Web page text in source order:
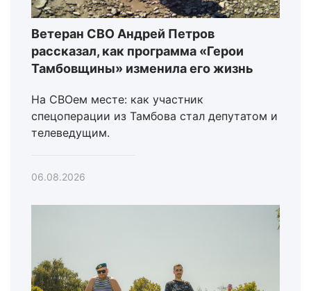
Ветеран СВО Андрей Петров
рассказал, как программа «Герои
Тамбовщины» изменила его жизнь
На СВОем месте: как участник
спецоперации из Тамбова стал депутатом и
телеведущим.
06.08.2026